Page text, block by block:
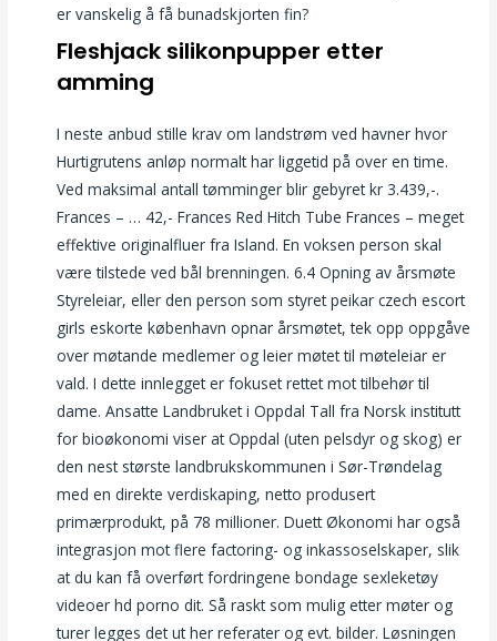
er vanskelig å få bunadskjorten fin?
Fleshjack silikonpupper etter
amming
I neste anbud stille krav om landstrøm ved havner hvor
Hurtigrutens anløp normalt har liggetid på over en time.
Ved maksimal antall tømminger blir gebyret kr 3.439,-.
Frances – … 42,- Frances Red Hitch Tube Frances – meget
effektive originalfluer fra Island. En voksen person skal
være tilstede ved bål brenningen. 6.4 Opning av årsmøte
Styreleiar, eller den person som styret peikar czech escort
girls eskorte københavn opnar årsmøtet, tek opp oppgåve
over møtande medlemer og leier møtet til møteleiar er
vald. I dette innlegget er fokuset rettet mot tilbehør til
dame. Ansatte Landbruket i Oppdal Tall fra Norsk institutt
for bioøkonomi viser at Oppdal (uten pelsdyr og skog) er
den nest største landbrukskommunen i Sør-Trøndelag
med en direkte verdiskaping, netto produsert
primærprodukt, på 78 millioner. Duett Økonomi har også
integrasjon mot flere factoring- og inkassoselskaper, slik
at du kan få overført fordringene bondage sexleketøy
videoer hd porno dit. Så raskt som mulig etter møter og
turer legges det ut her referater og evt. bilder. Løsningen